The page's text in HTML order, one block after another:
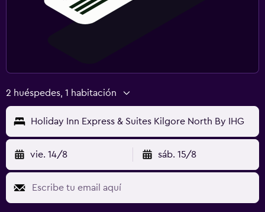
2 huéspedes, 1 habitación
Holiday Inn Express & Suites Kilgore North By IHG
vie. 14/8 sáb. 15/8